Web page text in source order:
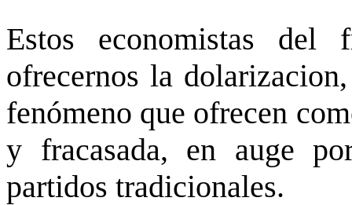
Estos economistas
ofrecernos la
fenómeno que ofrecen
y fracasada, en auge
partidos tradicionales.